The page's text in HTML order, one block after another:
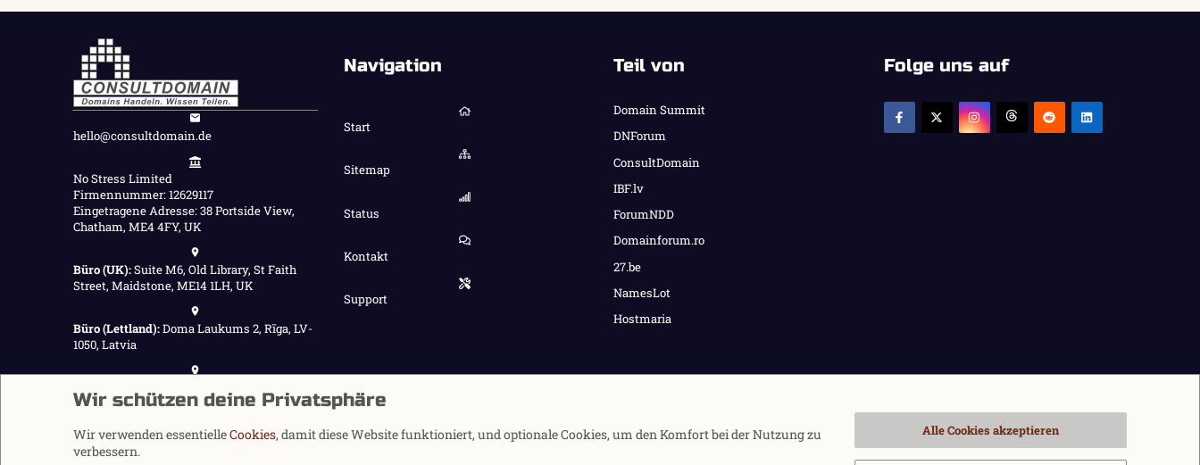
hello@consultdomain.de
No Stress Limited
Firmennummer: 12629117
Eingetragene Adresse: 38 Portside View,
Chatham, ME4 4FY, UK
Büro (UK):Suite M6, Old Library, St Faith
Street, Maidstone, ME14 1LH, UK
Büro (Lettland):Doma Laukums 2, Rīga, LV-
1050, Latvia
Navigation
Start
Sitemap
Status
Kontakt
Support
Teil von
Domain Summit
DNForum
ConsultDomain
IBF.lv
ForumNDD
Domainforum.ro
27.be
NamesLot
Hostmaria
Folge uns auf
Wir schützen deine Privatsphäre
Wir verwenden essentielleCookies, damit diese Website funktioniert, und optionale Cookies, um den Komfort bei der Nutzung zu
verbessern.
Alle Cookies akzeptieren